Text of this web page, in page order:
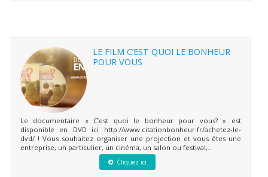
LE FILM C’EST QUOI LE BONHEUR
POUR VOUS
Le documentaire « C’est quoi le bonheur pour vous? » est
disponible en DVD ici http://www.citationbonheur.fr/achetez-le-
dvd/ ! Vous souhaitez organiser une projection et vous êtes une
entreprise, un particulier, un cinéma, un salon ou festival,...
Cliquez ici